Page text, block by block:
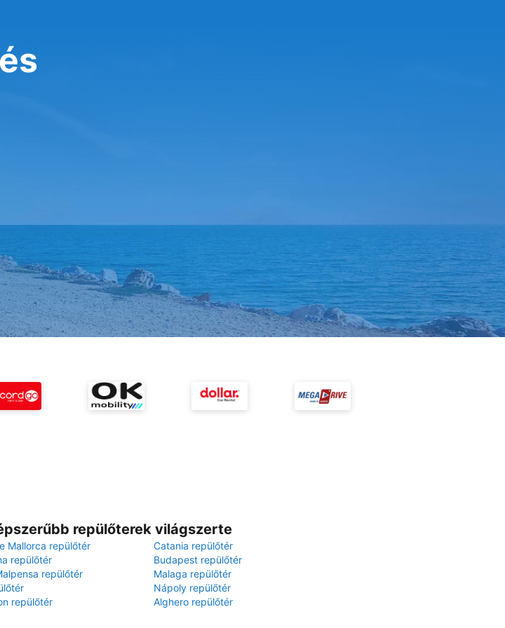
repülőterek világszerte
Mallorca repülőtér
Catania repülőtér
repülőtér
Budapest repülőtér
repülőtér
Malaga repülőtér
Nápoly repülőtér
repülőtér
Alghero repülőtér